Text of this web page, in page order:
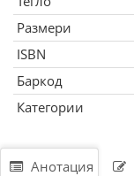
Размери
ISBN
Баркод
Категории
Анотация